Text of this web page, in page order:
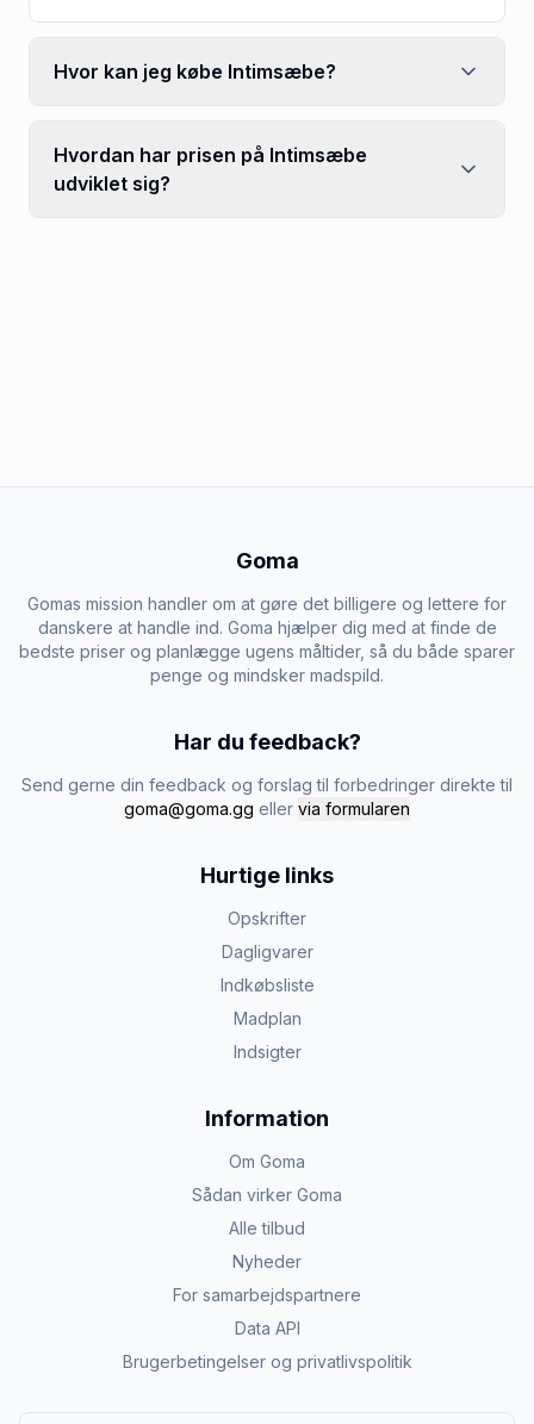
Hvor kan jeg købe Intimsæbe?
Hvordan har prisen på Intimsæbe
udviklet sig?
Goma
Gomas mission handler om at gøre det billigere og lettere for
danskere at handle ind. Goma hjælper dig med at finde de
bedste priser og planlægge ugens måltider, så du både sparer
penge og mindsker madspild.
Har du feedback?
Send gerne din feedback og forslag til forbedringer direkte til
goma@goma.gg eller via formularen
Hurtige links
Opskrifter
Dagligvarer
Indkøbsliste
Madplan
Indsigter
Information
Om Goma
Sådan virker Goma
Alle tilbud
Nyheder
For samarbejdspartnere
Data API
Brugerbetingelser og privatlivspolitik